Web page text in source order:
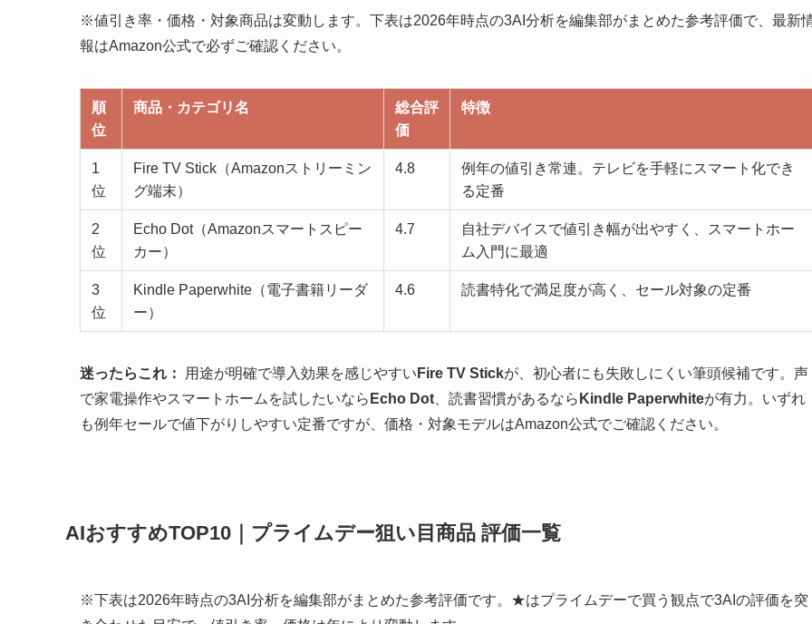
※値引き率・価格・対象商品は変動します。下表は2026年時点の3AI分析を編集部がまとめた参考評価で、最新
報はAmazon公式で必ずご確認ください。
順
位
商品・カテゴリ名
総合評
価
特徴
1
位
Fire TV Stick（Amazonストリーミン
グ端末）
4.8
例年の値引き常連。テレビを手軽にスマート化でき
る定番
2
位
Echo Dot（Amazonスマートスピー
カー）
4.7
自社デバイスで値引き幅が出やすく、スマートホー
ム入門に最適
3
位
Kindle Paperwhite（電子書籍リーダ
ー）
4.6 読書特化で満足度が高く、セール対象の定番
迷ったらこれ： 用途が明確で導入効果を感じやすい Fire TV Stickが、初心者にも失敗しにくい筆頭候補です。声
で家電操作やスマートホームを試したいなら Echo Dot 、読書習慣があるなら Kindle Paperwhiteが有力。いずれ
も例年セールで値下がりしやすい定番ですが、価格・対象モデルはAmazon公式でご確認ください。
AIおすすめTOP10｜プライムデー狙い目商品 評価一覧
※下表は2026年時点の3AI分析を編集部がまとめた参考評価です。★はプライムデーで買う観点で3AIの評価を突